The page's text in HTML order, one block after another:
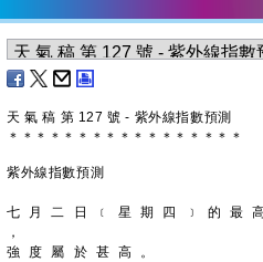
天 氣 稿 第 127 號 - 紫外線指數預測
＊ ＊ ＊ ＊ ＊ ＊ ＊ ＊ ＊ ＊ ＊ ＊ ＊ ＊ ＊ ＊ ＊
紫外線指數預測
七 月 二 日 ﹝ 星 期 四 ﹞ 的 最
，
強 度 屬 於 甚 高 。